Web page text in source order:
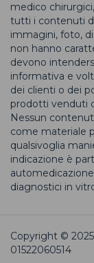
medico
tutti i contenuti
immagini, foto,
non hanno
devono
informativa e
dei clienti o dei
prodotti venduti
Nessun
come materiale
qualsivoglia
indicazione è
diagnostici in
Copyright ©
01522060514